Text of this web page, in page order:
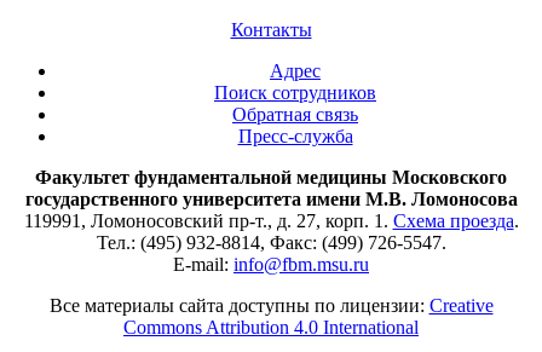
Контакты
Адрес
Поиск сотрудников
Обратная связь
Пресс-служба
Факультет фундаментальной медицины Московского
государственного университета имени М.В. Ломоносова
119991, Ломоносовский пр-т., д. 27, корп. 1. Схема проезда.
Тел.: (495) 932-8814, Факс: (499) 726-5547.
E-mail: info@fbm.msu.ru
Все материалы сайта доступны по лицензии: Creative
Commons Attribution 4.0 International